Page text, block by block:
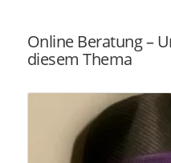
Online Beratung –
diesem Thema